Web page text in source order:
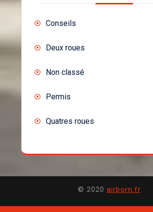
Conseils
Deux roues
Non classé
Permis
Quatres roues
© 2020 airborn.fr